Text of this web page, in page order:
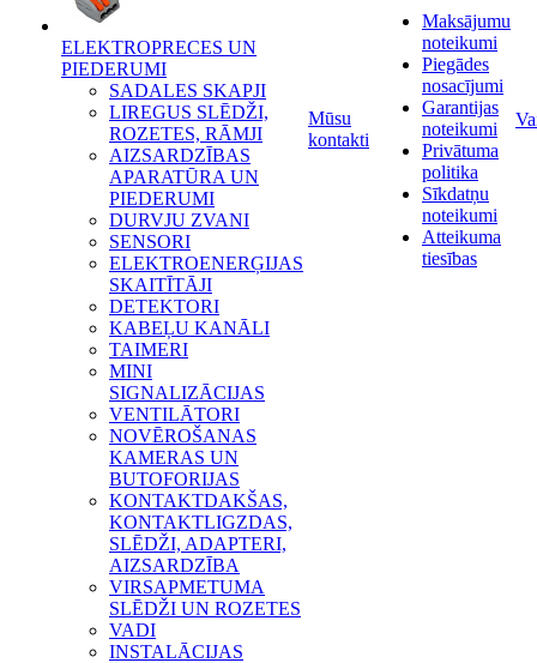
ELEKTROPRECES UN
PIEDERUMI
SADALES SKAPJI
LIREGUS SLĒDŽI,
ROZETES, RĀMJI
AIZSARDZĪBAS
APARATŪRA UN
PIEDERUMI
DURVJU ZVANI
SENSORI
ELEKTROENERĢIJAS
SKAITĪTĀJI
DETEKTORI
KABEĻU KANĀLI
TAIMERI
MINI
SIGNALIZĀCIJAS
VENTILĀTORI
NOVĒROŠANAS
KAMERAS UN
BUTOFORIJAS
KONTAKTDAKŠAS,
KONTAKTLIGZDAS,
SLĒDŽI, ADAPTERI,
AIZSARDZĪBA
VIRSAPMETUMA
SLĒDŽI UN ROZETES
VADI
INSTALĀCIJAS
Mūsu
kontakti
Maksājumu
noteikumi
Piegādes
nosacījumi
Garantijas
noteikumi
Privātuma
politika
Sīkdatņu
noteikumi
Atteikuma
tiesības